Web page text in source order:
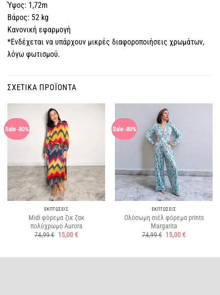
Ύψος: 1,72m
Βάρος: 52 kg
Κανονική εφαρμογή
*Ενδέχεται να υπάρχουν μικρές διαφοροποιήσεις χρωμάτων,
λόγω φωτισμού.
ΣΧΕΤΙΚΆ ΠΡΟΪΌΝΤΑ
Sale -80%
ΕΚΠΤΩΣΕΙΣ
Midi φόρεμα ζικ ζακ
πολύχρωμο Aurora
74,99€ Original
price
15,00€Η
15,00 €.
Sale -80%
ΕΚΠΤΩΣΕΙΣ
Ολόσωμη σιέλ φόρεμα prints
Margarita
74,99€ Original
price
15,00€Η
15,00 €.